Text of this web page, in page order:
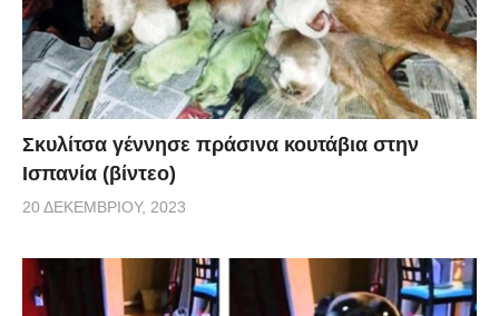
Σκυλίτσα γέννησε πράσινα κουτάβια στην
Ισπανία (βίντεο)
20 ΔΕΚΕΜΒΡΊΟΥ, 2023